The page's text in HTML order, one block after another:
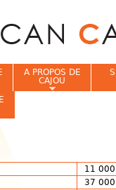
11
37
A PROPOS DE
CAJOU